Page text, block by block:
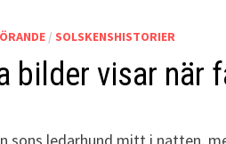
/ SOLSKENSHISTORIER
bilder visar när